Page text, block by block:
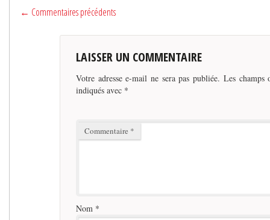
← Commentaires précédents
LAISSER UN COMMENTAIRE
Votre adresse e-mail ne sera pas publiée. Les champs
indiqués avec *
Commentaire *
Nom *